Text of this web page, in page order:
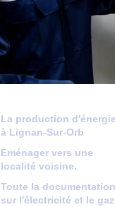
La production d'énergie
à Lignan-Sur-Orb
Eménager vers une
localité voisine.
Toute la documentation
sur l'électricité et le gaz